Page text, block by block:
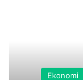
Ekonomi